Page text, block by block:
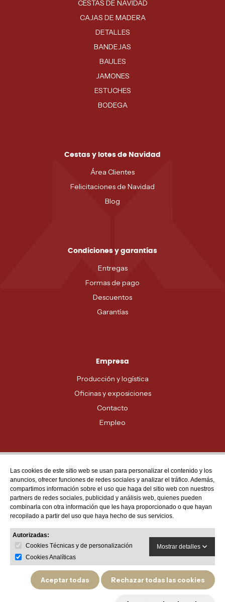
CESTAS DE NAVIDAD
CAJAS DE MADERA
DETALLES
BANDEJAS
BAULES
JAMONES
ESTUCHES
BODEGA
Cestas y lotes de Navidad
Área Clientes
Felicitaciones de Navidad
Blog
Condiciones y garantías
Entregas
Formas de pago
Descuentos
Garantías
Empresa
Producción y logística
Oficinas y exposiciones
Contacto
Empleo
Atención al cliente
MADRID - 91 678 70 70
BARCELONA - 93 635 28 28
VALENCIA - 96 159 71 61
Las cookies de este sitio web se usan para personalizar el contenido y los
anuncios, ofrecer funciones de redes sociales y analizar el tráfico. Además,
compartimos información sobre el uso que haga del sitio web con nuestros
partners de redes sociales, publicidad y análisis web, quienes pueden
combinarla con otra información que les haya proporcionado o que hayan
recopilado a partir del uso que haya hecho de sus servicios.
Autorizadas:
Cookies Técnicas y de personalización
Cookies Analíticas
Mostrar detalles
Aceptar todas Rechazar todas las cookies